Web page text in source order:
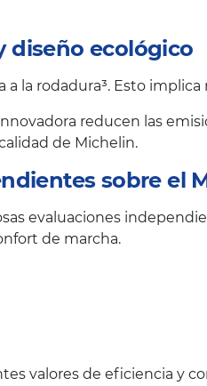
diseño ecológico
la rodadura³. Esto
reducen las
de Michelin.
sobre el
evaluaciones
de marcha.
valores de eficiencia y